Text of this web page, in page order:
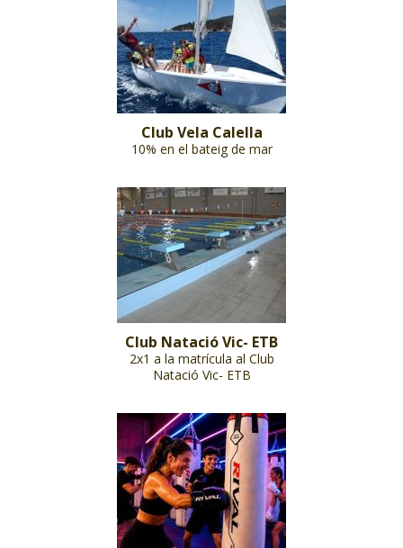
Club Vela Calella
10% en el bateig de mar
Club Natació Vic- ETB
2x1 a la matrícula al Club
Natació Vic- ETB